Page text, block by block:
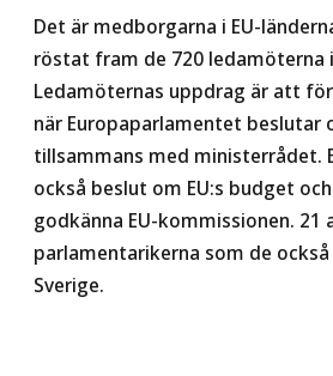
Det är medborgarna i EU-
röstat fram de 720 ledamöterna
Ledamöternas uppdrag är att
när Europaparlamentet beslutar
tillsammans med ministerrådet.
också beslut om EU:s budget
godkänna EU-kommissionen. 21
parlamentarikerna som de
Sverige.